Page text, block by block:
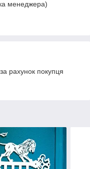
менеджера)
рахунок покупця